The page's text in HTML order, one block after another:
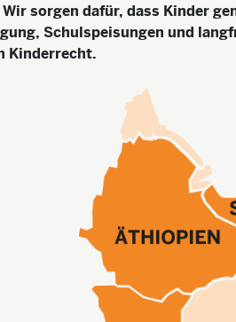
sorgen dafür, dass Kinder
Schulspeisungen und
Kinderrecht.